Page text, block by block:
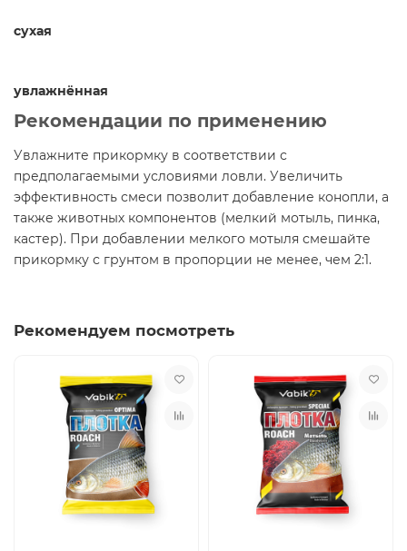
сухая
увлажнённая
Рекомендации по применению
Увлажните прикормку в соответствии с
предполагаемыми условиями ловли. Увеличить
эффективность смеси позволит добавление конопли, а
также животных компонентов (мелкий мотыль, пинка,
кастер). При добавлении мелкого мотыля смешайте
прикормку с грунтом в пропорции не менее, чем 2:1.
Рекомендуем посмотреть